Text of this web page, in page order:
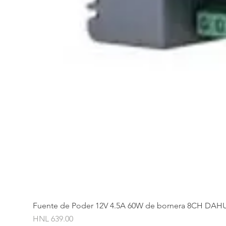
Fuente de Poder 12V 4.5A 60W de bornera 8CH
Price
HNL 639.00